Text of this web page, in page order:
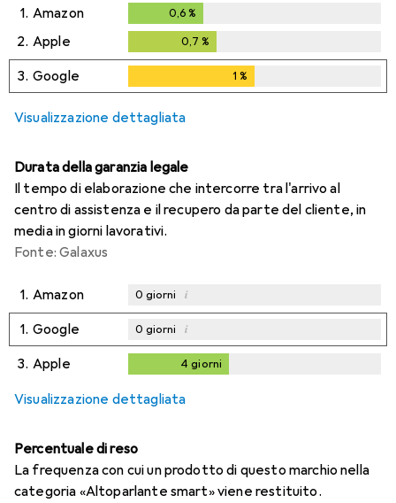
1. Amazon 0,6 %
2. Apple 0,7 %
3. Google 1 %
Visualizzazione dettagliata
Durata della garanzia legale
Il tempo di elaborazione che intercorre tra l'arrivo al
centro di assistenza e il recupero da parte del cliente, in
media in giorni lavorativi.
Fonte: Galaxus
1. Amazon 0 giorni i
1. Google 0 giorni i
3. Apple 4 giorni
Visualizzazione dettagliata
Percentuale di reso
La frequenza con cui un prodotto di questo marchio nella
categoria «Altoparlante smart» viene restituito.